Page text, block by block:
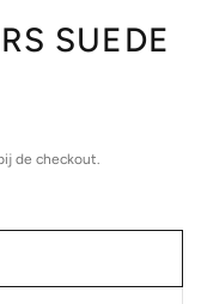
SUEDE
de checkout.